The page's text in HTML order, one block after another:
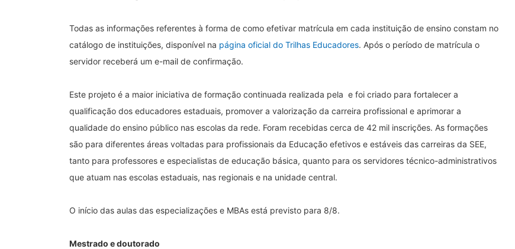
Todas as informações referentes à forma de como efetivar matrícula em cada instituição de ensino constam no
catálogo de instituições, disponível na página oficial do Trilhas Educadores. Após o período de matrícula o
servidor receberá um e-mail de confirmação.
Este projeto é a maior iniciativa de formação continuada realizada pela e foi criado para fortalecer a
qualificação dos educadores estaduais, promover a valorização da carreira profissional e aprimorar a
qualidade do ensino público nas escolas da rede. Foram recebidas cerca de 42 mil inscrições. As formações
são para diferentes áreas voltadas para profissionais da Educação efetivos e estáveis das carreiras da SEE,
tanto para professores e especialistas de educação básica, quanto para os servidores técnico-administrativos
que atuam nas escolas estaduais, nas regionais e na unidade central.
O início das aulas das especializações e MBAs está previsto para 8/8.
Mestrado e doutorado